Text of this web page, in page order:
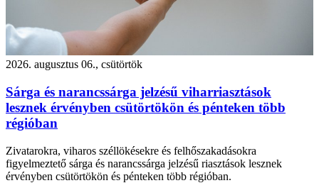
2026. augusztus 06., csütörtök
Sárga és narancssárga jelzésű viharriasztások
lesznek érvényben csütörtökön és pénteken több
régióban
Zivatarokra, viharos széllökésekre és felhőszakadásokra
figyelmeztető sárga és narancssárga jelzésű riasztások lesznek
érvényben csütörtökön és pénteken több régióban.